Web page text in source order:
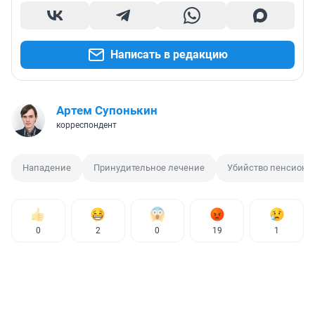
Написать в редакцию
Артем Супонькин
корреспондент
Нападение Принудительное лечение Убийство
0 2 0 19 1